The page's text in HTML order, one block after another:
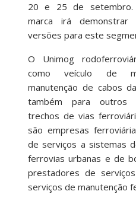
20 e 25 de
marca irá demonstrar
versões para este
O Unimog
como veículo de
manutenção de cabos
também para outros
trechos de vias
são empresas
de serviços a sistemas
ferrovias urbanas e de
prestadores de
serviços de manutenção